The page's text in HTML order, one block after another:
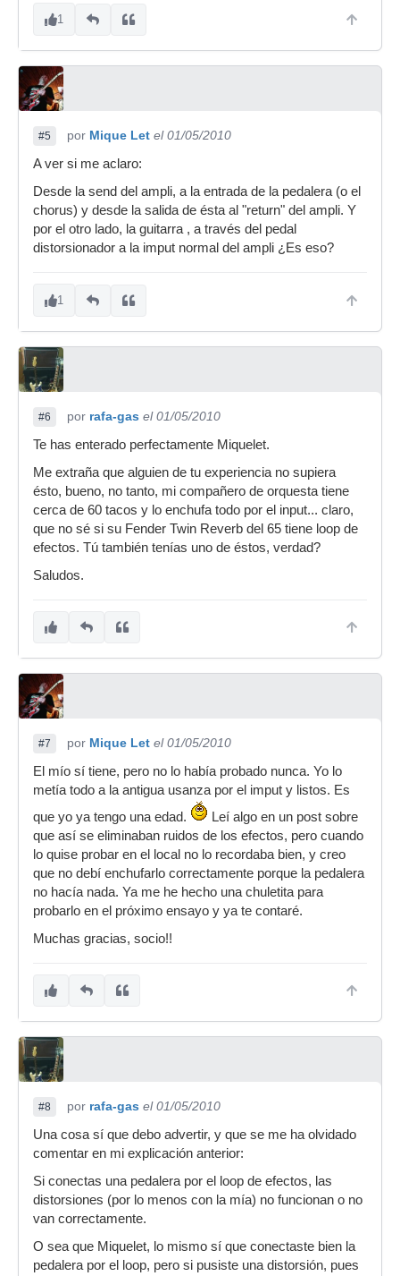
1
#5 por Mique Let el 01/05/2010
A ver si me aclaro:
Desde la send del ampli, a la entrada de la pedalera (o el
chorus) y desde la salida de ésta al "return" del ampli. Y
por el otro lado, la guitarra , a través del pedal
distorsionador a la imput normal del ampli ¿Es eso?
1
#6 por rafa-gas el 01/05/2010
Te has enterado perfectamente Miquelet.
Me extraña que alguien de tu experiencia no supiera
ésto, bueno, no tanto, mi compañero de orquesta tiene
cerca de 60 tacos y lo enchufa todo por el input... claro,
que no sé si su Fender Twin Reverb del 65 tiene loop de
efectos. Tú también tenías uno de éstos, verdad?
Saludos.
#7 por Mique Let el 01/05/2010
El mío sí tiene, pero no lo había probado nunca. Yo lo
metía todo a la antigua usanza por el imput y listos. Es
que yo ya tengo una edad.
Leí algo en un post sobre
que así se eliminaban ruidos de los efectos, pero cuando
lo quise probar en el local no lo recordaba bien, y creo
que no debí enchufarlo correctamente porque la pedalera
no hacía nada. Ya me he hecho una chuletita para
probarlo en el próximo ensayo y ya te contaré.
Muchas gracias, socio!!
#8 por rafa-gas el 01/05/2010
Una cosa sí que debo advertir, y que se me ha olvidado
comentar en mi explicación anterior:
Si conectas una pedalera por el loop de efectos, las
distorsiones (por lo menos con la mía) no funcionan o no
van correctamente.
O sea que Miquelet, lo mismo sí que conectaste bien la
pedalera por el loop, pero si pusiste una distorsión, pues